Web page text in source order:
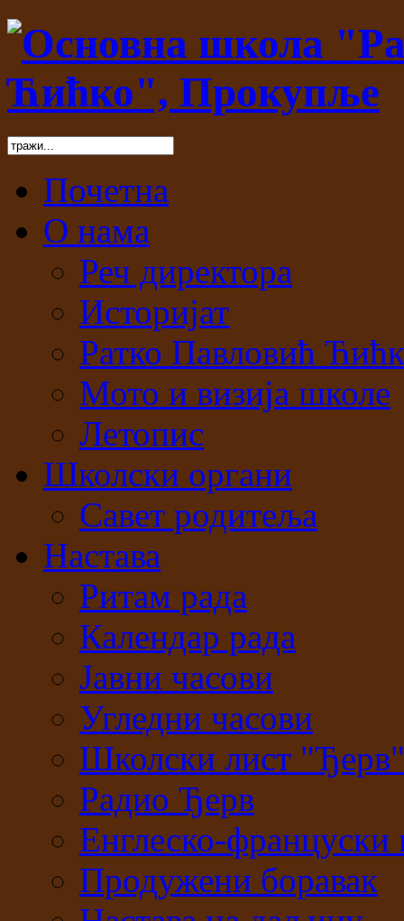
Почетна
О нама
Реч директора
Историјат
Ратко Павловић
Мото и визија школе
Летопис
Школски органи
Савет родитеља
Настава
Ритам рада
Календар рада
Јавни часови
Угледни часови
Школски лист "Ђерв"
Радио Ђерв
Енглеско-француски
Продужени боравак